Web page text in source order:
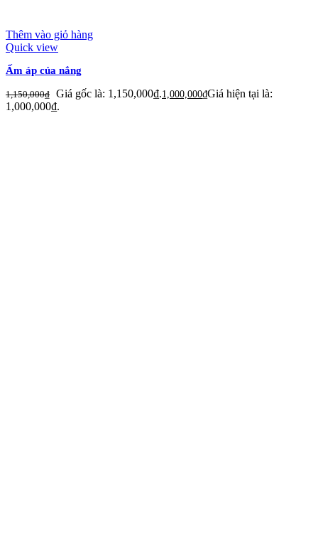
Thêm vào giỏ hàng
Quick view
Ấm áp của nắng
1,150,000₫ Giá gốc là: 1,150,000₫.1,000,000₫Giá hiện tại là:
1,000,000₫.